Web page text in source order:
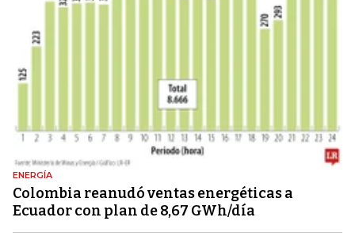
ENERGÍA
Colombia reanudó ventas energéticas a
Ecuador con plan de 8,67 GWh/día